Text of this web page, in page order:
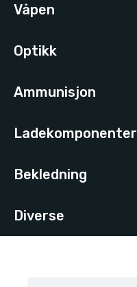
Våpen
Optikk
Ammunisjon
Ladekomponenter
Bekledning
Diverse